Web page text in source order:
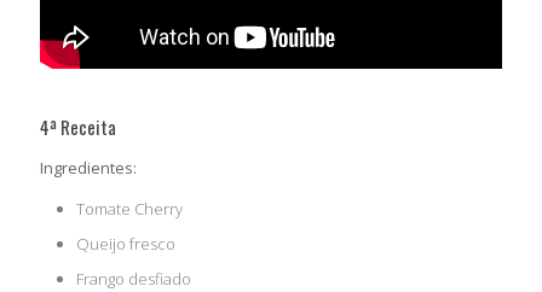
4ª Receita
Ingredientes:
Tomate Cherry
Queijo fresco
Frango desfiado